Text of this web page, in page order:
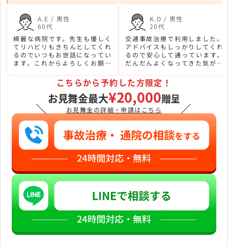
A.E / 男性
60代
綺麗な病院です。先生も優しく
てリハビリもきちんとしてくれ
るのでいつもお世話になってい
ます。これからよろしくお願い
K.D / 男性
20代
交通事故治療で利用しました。
アドバイスもしっかりしてくれ
るので安心して通っています。
だんだんよくなってきた気がし
ます。
＼
こちらから予約した方限定！
お見舞金最大¥20,000贈呈
お見舞金の詳細・申請はこちら ／